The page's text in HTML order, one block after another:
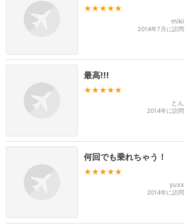
★★★★★
miki
2014年7月に訪問
最高!!!
★★★★★
とん
2014年に訪問
何回でも乗れちゃう！
★★★★★
yuxx
2014年に訪問